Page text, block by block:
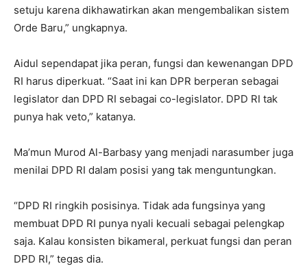
setuju karena dikhawatirkan akan mengembalikan sistem
Orde Baru,” ungkapnya.
Aidul sependapat jika peran, fungsi dan kewenangan DPD
RI harus diperkuat. “Saat ini kan DPR berperan sebagai
legislator dan DPD RI sebagai co-legislator. DPD RI tak
punya hak veto,” katanya.
Ma’mun Murod Al-Barbasy yang menjadi narasumber juga
menilai DPD RI dalam posisi yang tak menguntungkan.
“DPD RI ringkih posisinya. Tidak ada fungsinya yang
membuat DPD RI punya nyali kecuali sebagai pelengkap
saja. Kalau konsisten bikameral, perkuat fungsi dan peran
DPD RI,” tegas dia.